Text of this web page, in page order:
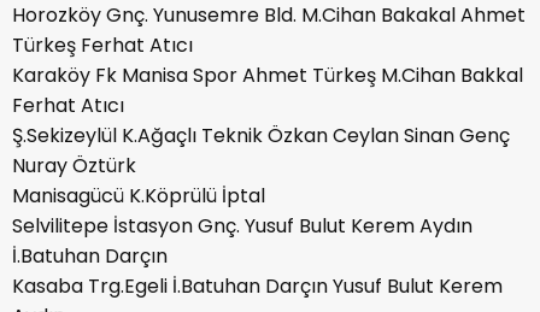
Horozköy Gnç. Yunusemre Bld. M.Cihan Bakakal Ahmet
Türkeş Ferhat Atıcı
Karaköy Fk Manisa Spor Ahmet Türkeş M.Cihan Bakkal
Ferhat Atıcı
Ş.Sekizeylül K.Ağaçlı Teknik Özkan Ceylan Sinan Genç
Nuray Öztürk
Manisagücü K.Köprülü İptal
Selvilitepe İstasyon Gnç. Yusuf Bulut Kerem Aydın
İ.Batuhan Darçın
Kasaba Trg.Egeli İ.Batuhan Darçın Yusuf Bulut Kerem